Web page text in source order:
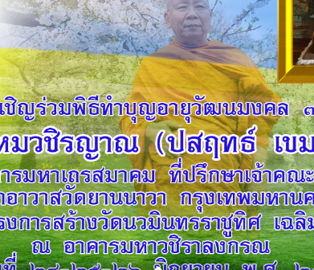
Classes &
Events
News
Galleries
Contact